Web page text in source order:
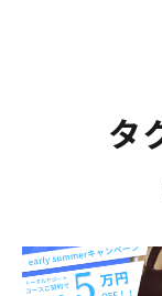
タ